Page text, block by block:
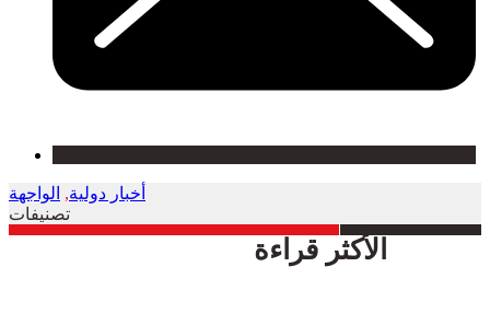
الأكثر قراءة
أخبار دولية, الواجهة
تصنيفات